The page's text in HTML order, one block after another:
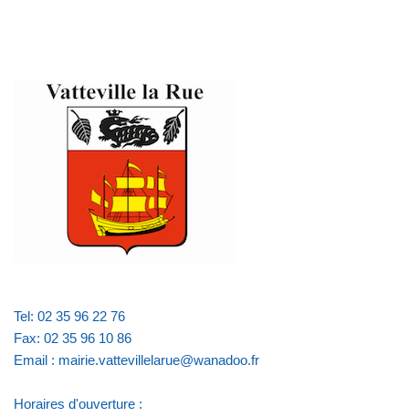
Tel: 02 35 96 22 76
Fax: 02 35 96 10 86
Email : mairie.vattevillelarue@wanadoo.fr
Horaires d'ouverture :